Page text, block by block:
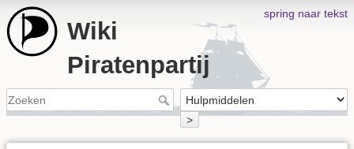
spring naar tekst
Wiki
Piratenpartij
>